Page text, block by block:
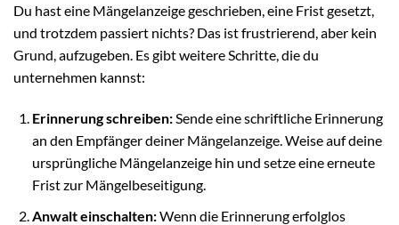
Du hast eine Mängelanzeige geschrieben, eine Frist gesetzt,
und trotzdem passiert nichts? Das ist frustrierend, aber kein
Grund, aufzugeben. Es gibt weitere Schritte, die du
unternehmen kannst:
Erinnerung schreiben:Sende eine schriftliche Erinnerung
an den Empfänger deiner Mängelanzeige. Weise auf deine
ursprüngliche Mängelanzeige hin und setze eine erneute
Frist zur Mängelbeseitigung.
Anwalt einschalten:Wenn die Erinnerung erfolglos